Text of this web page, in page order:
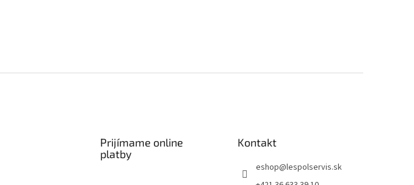
Prijímame online
platby
Kontakt
eshop@lespolservis.sk